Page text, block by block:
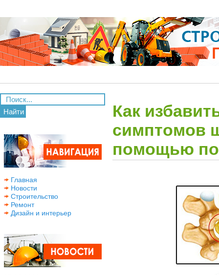
Найти
Главная
Новости
Строительство
Ремонт
Дизайн и интерьер
Как
симптомов
помощью